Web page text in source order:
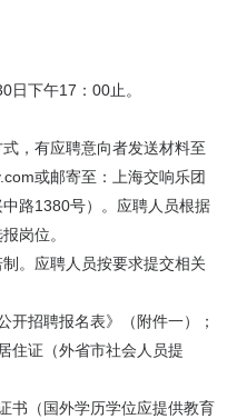
下午17：00止。
，有应聘意向者发送材料至
或邮寄至：上海交响乐团
路1380号）。应聘人员根据
岗位。
。应聘人员按要求提交相关
招聘报名表》（附件一）；
证（外省市社会人员提
（国外学历学位应提供教育